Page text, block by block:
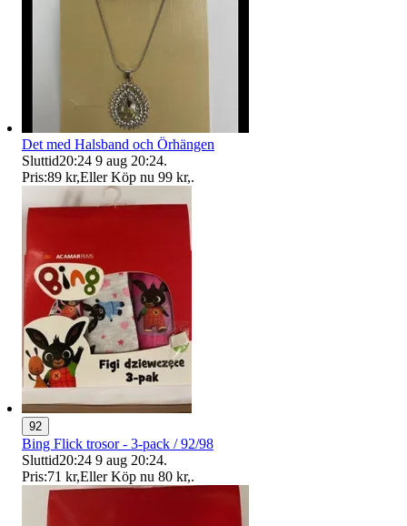
Det med Halsband och Örhängen
Sluttid20:24 9 aug 20:24.
Pris:89 kr,Eller Köp nu 99 kr,.
92
Bing Flick trosor - 3-pack / 92/98
Sluttid20:24 9 aug 20:24.
Pris:71 kr,Eller Köp nu 80 kr,.